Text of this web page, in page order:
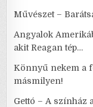
Művészet –
Angyalok
akit Reagan tép…
Könnyű nekem a
másmilyen!
Gettó – A színház